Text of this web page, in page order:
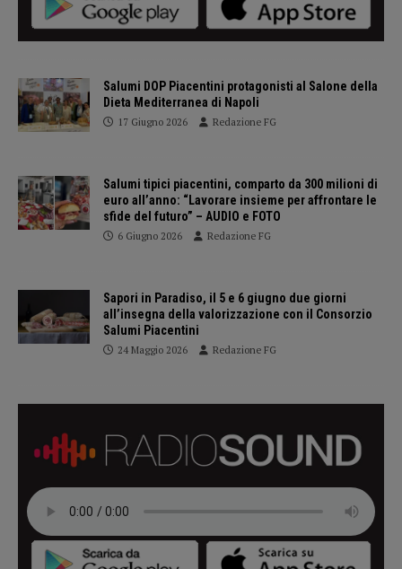
Salumi DOP Piacentini protagonisti al Salone della
Dieta Mediterranea di Napoli
17 Giugno 2026 Redazione FG
Salumi tipici piacentini, comparto da 300 milioni di
euro all’anno: “Lavorare insieme per affrontare le
sfide del futuro” – AUDIO e FOTO
6 Giugno 2026 Redazione FG
Sapori in Paradiso, il 5 e 6 giugno due giorni
all’insegna della valorizzazione con il Consorzio
Salumi Piacentini
24 Maggio 2026 Redazione FG